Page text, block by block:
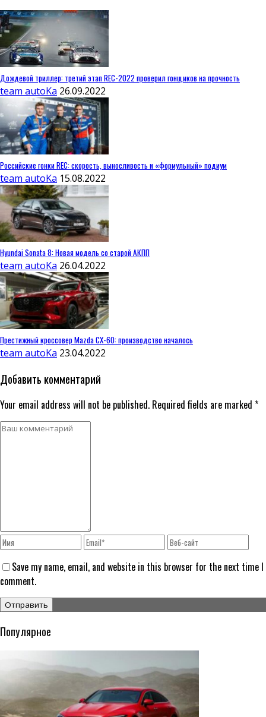
Дождевой триллер: третий этап REC-2022 проверил гонщиков на прочность
team autoKa 26.09.2022
Российские гонки REC: скорость, выносливость и «формульный» подиум
team autoKa 15.08.2022
Hyundai Sonata 8: Новая модель со старой АКПП
team autoKa 26.04.2022
Престижный кроссовер Mazda CX-60: производство началось
team autoKa 23.04.2022
Добавить комментарий
Your email address will not be published. Required fields are marked *
Save my name, email, and website in this browser for the next time I
comment.
Популярное